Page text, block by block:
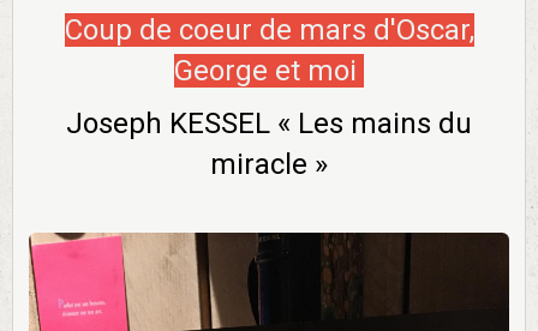
Coup de coeur de mars d'Oscar,
George et moi
Joseph KESSEL « Les mains du
miracle »